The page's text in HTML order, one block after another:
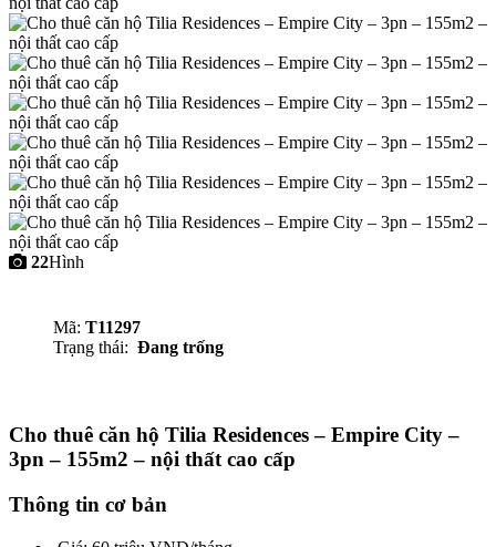
22Hình
Mã: T11297
Trạng thái: Đang trống
Cho thuê căn hộ Tilia Residences – Empire City –
3pn – 155m2 – nội thất cao cấp
Thông tin cơ bản